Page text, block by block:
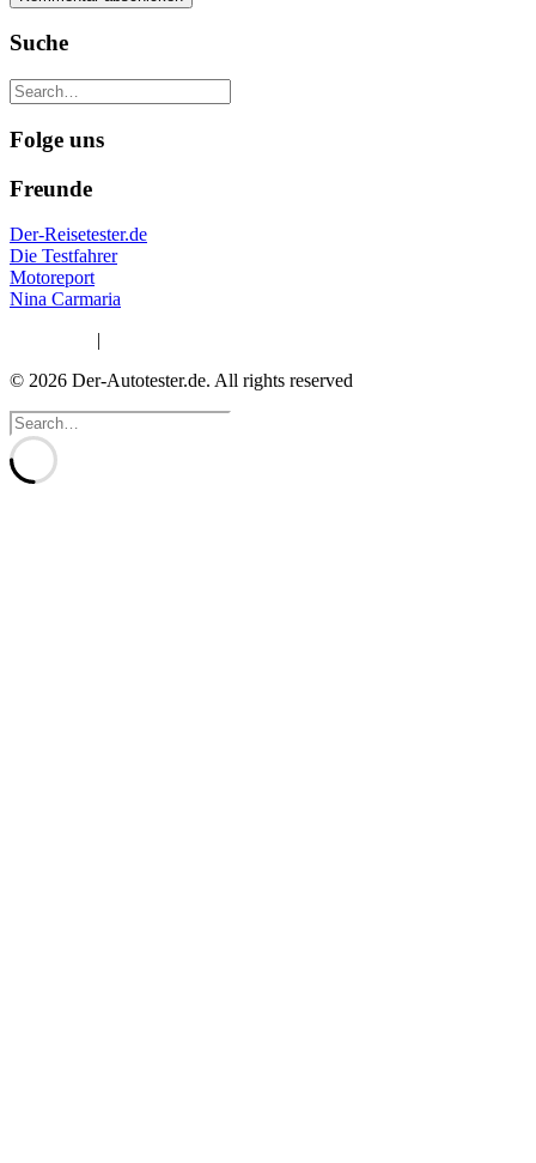
Suche
Folge uns
Freunde
Der-Reisetester.de
Die Testfahrer
Motoreport
Nina Carmaria
|
© 2026 Der-Autotester.de. All rights reserved